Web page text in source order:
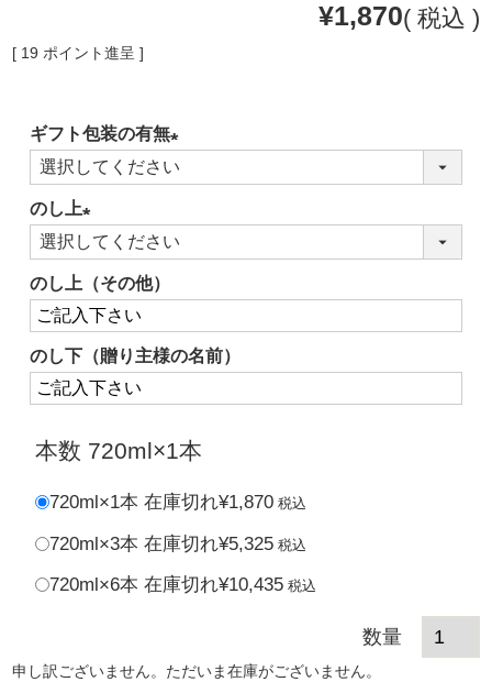
¥1,870 税込
[ 19 ポイント進呈 ]
ギフト包装の有無
(必
のし上
(必
須)
のし上（その他）
のし下（贈り主様の名前）
本数 720ml×1本
720ml×1本 在庫切れ¥1,870 税込
720ml×3本 在庫切れ¥5,325 税込
720ml×6本 在庫切れ¥10,435 税込
申し訳ございません。ただいま在庫がございません。